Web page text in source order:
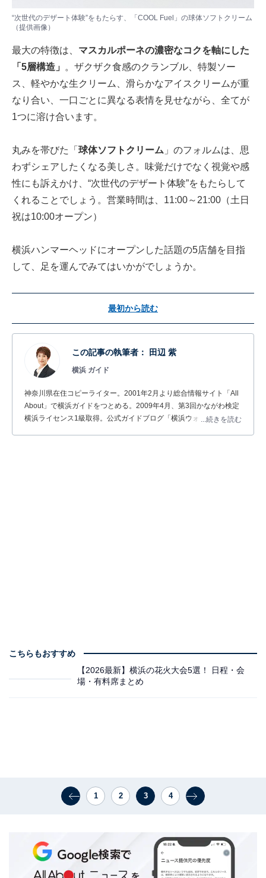
“次世代のデザート体験”をもたらす、「COOL Fuel」の球体ソフトクリーム
（提供画像）
最大の特徴は、 マスカルポーネの濃密なコクを軸にした
「5層構造」 。ザクザク食感のクランブル、特製ソー
ス、軽やかな生クリーム、滑らかなアイスクリームが重
なり合い、一口ごとに異なる表情を見せながら、全てが
1つに溶け合います。
丸みを帯びた「 球体ソフトクリーム 」のフォルムは、思
わずシェアしたくなる美しさ。味覚だけでなく視覚や感
性にも訴えかけ、“次世代のデザート体験”をもたらして
くれることでしょう。営業時間は、11:00～21:00（土日
祝は10:00オープン）
横浜ハンマーヘッドにオープンした話題の5店舗を目指
して、足を運んでみてはいかがでしょうか。
最初から読む
この記事の執筆者： 田辺 紫
横浜 ガイド
神奈川県在住コピーライター。2001年2月より総合情報サイト「All
About」で横浜ガイドをつとめる。2009年4月、第3回かながわ検定
横浜ライセンス1級取得。公式ガイドブログ「横浜ウォッチャー」
...続きを読む
こちらもおすすめ
【2026最新】横浜の花火大会5選！ 日程・会
場・有料席まとめ
1 2 3 4